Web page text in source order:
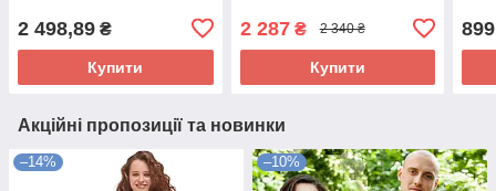
2 498,89 ₴
Купити
2 287₴ 2 340 ₴
Купити
899
Акційні пропозиції та новинки
–14% –10%